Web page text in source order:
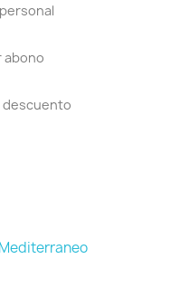
abono
descuento